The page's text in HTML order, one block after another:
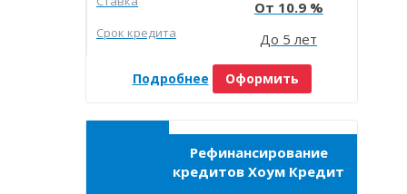
10.9
Срок кредита До 5 лет
Подробнее Оформить
Рефинансирование
кредитов Хоум Кредит